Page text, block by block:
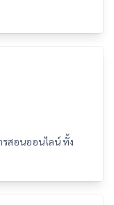
รสอนออนไลน์ ทั้ง